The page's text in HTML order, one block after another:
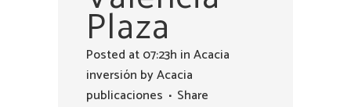
Plaza
Posted at 07:23h inAcacia
inversión byAcacia
publicaciones
Share